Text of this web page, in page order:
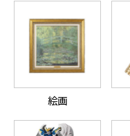
絵画